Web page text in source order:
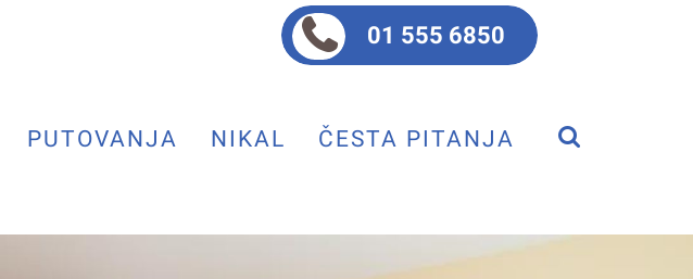
01 555 6850
PUTOVANJA NIKAL ČESTA PITANJA